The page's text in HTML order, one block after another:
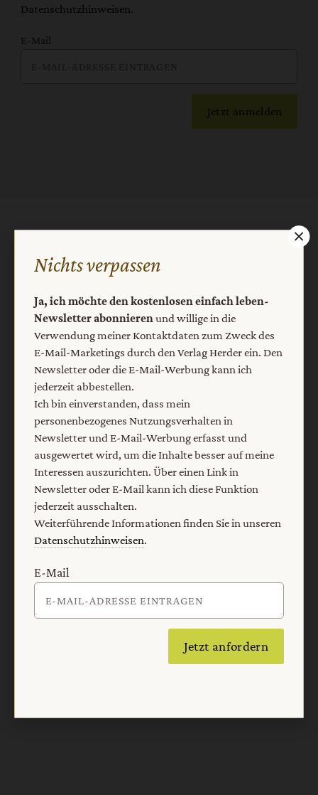
Datenschutzhinweisen.
E-Mail
Jetzt anmelden
AGB und Widerrufsbelehrung Datenschutz
Barrierefreiheit
Vertrag widerrufen Abo online kündigen
Nach oben
Nichts verpassen
Ja, ich möchte den kostenlosen einfach leben-
Newsletter abonnierenund willige in die
Verwendung meiner Kontaktdaten zum Zweck des
E-Mail-Marketings durch den Verlag Herder ein. Den
Newsletter oder die E-Mail-Werbung kann ich
jederzeit abbestellen.
Ich bin einverstanden, dass mein
personenbezogenes Nutzungsverhalten in
Newsletter und E-Mail-Werbung erfasst und
ausgewertet wird, um die Inhalte besser auf meine
Interessen auszurichten. Über einen Link in
Newsletter oder E-Mail kann ich diese Funktion
jederzeit ausschalten.
Weiterführende Informationen finden Sie in unseren
Datenschutzhinweisen.
E-Mail
Jetzt anfordern